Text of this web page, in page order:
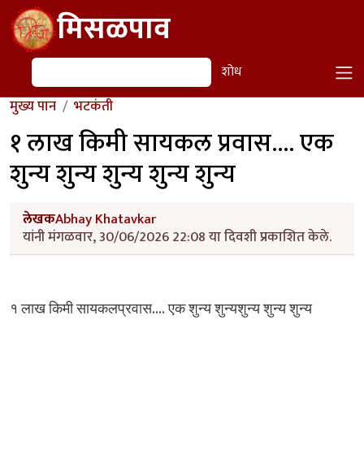
Skip to main contentमिसळपाव
शोध शोध
मुख्य पान भटकंती
१ लाख किमी सायकल प्रवास.... एक
शुन्य शुन्य शुन्य शुन्य शुन्य
लेखकAbhay Khatavkar
यांनी मंगळवार, 30/06/2026 22:08 या दिवशी प्रकाशित केले.
१ लाख किमी सायकलप्रवास....एक शुन्य शुन्यशुन्य शुन्य शुन्य